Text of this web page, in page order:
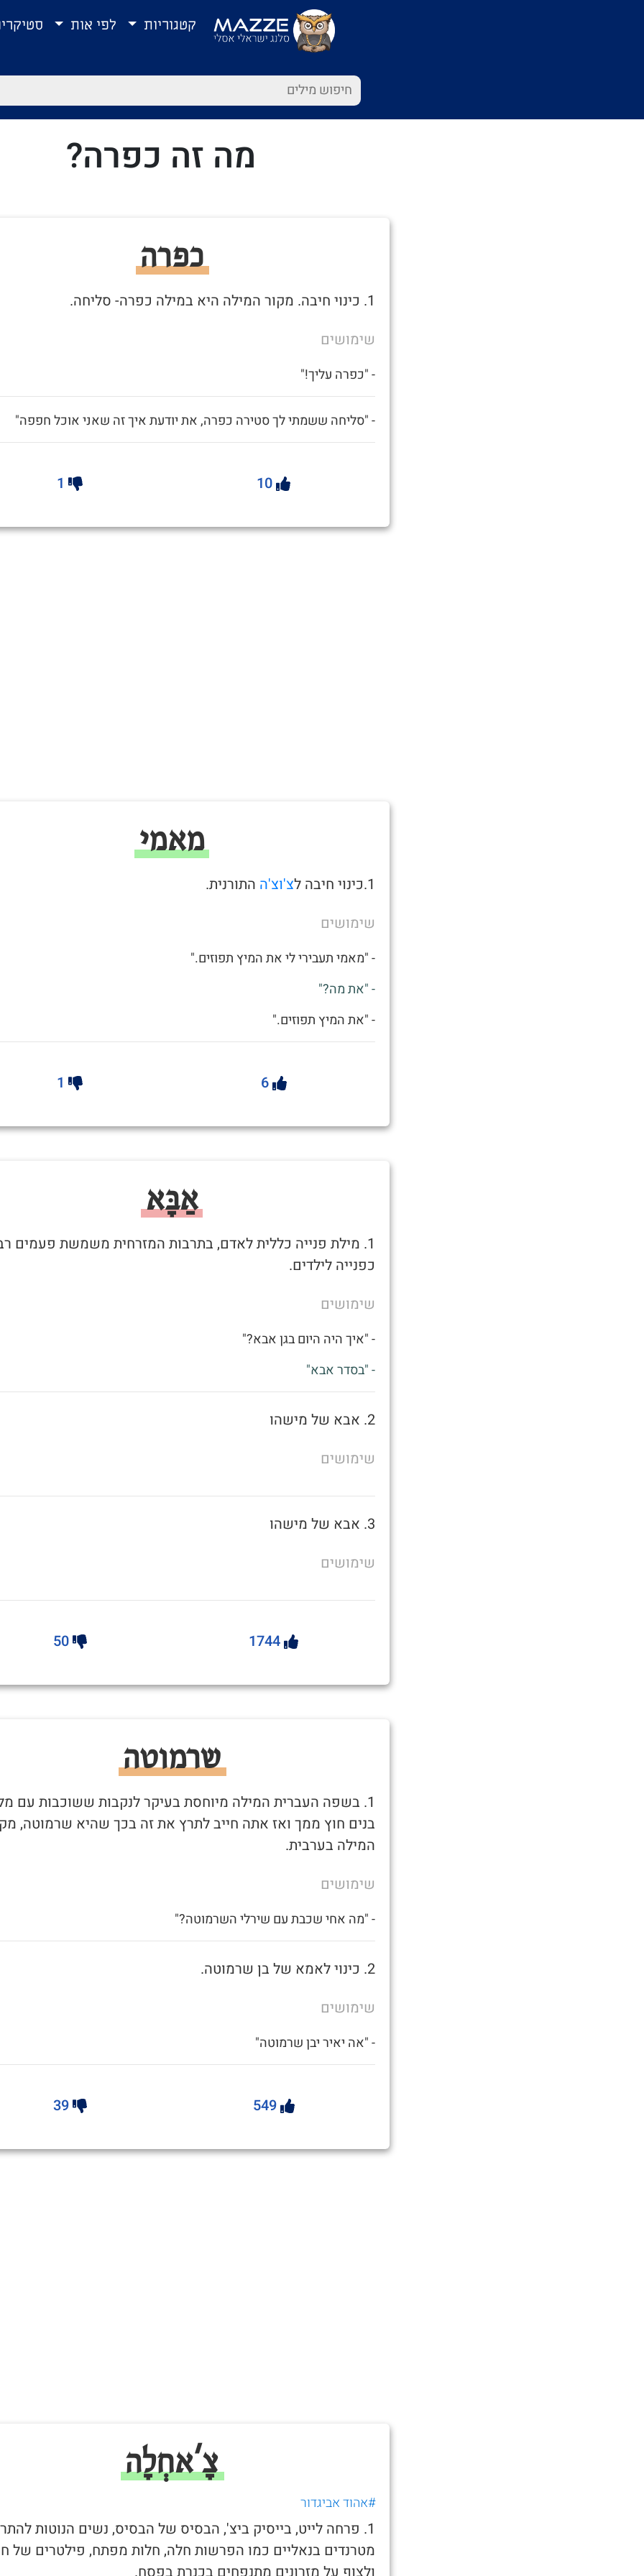
קטגוריות לפי אות
מה זה כפרה?
כפרה
1. כינוי חיבה. מקור המילה היא במילה כפרה- סליחה.
שימושים
- "כפרה עליך!"
- "סליחה ששמתי לך סטירה כפרה, את יודעת איך זה שאני אוכל חפפה"
10
1
מאמי
1.כינוי חיבה ל צ'וצ'ה התורנית.
שימושים
- "מאמי תעבירי לי את המיץ תפוזים."
- "את מה?"
- "את המיץ תפוזים."
6
1
אַבָּא
1. מילת פנייה כללית לאדם, בתרבות המזרחית משמשת פעמים
כפנייה לילדים.
שימושים
- "איך היה היום בגן אבא?"
- "בסדר אבא"
2. אבא של מישהו
שימושים
3. אבא של מישהו
שימושים
1744
50
שרמוטה
1. בשפה העברית המילה מיוחסת בעיקר לנקבות ששוכבות עם
בנים חוץ ממך ואז אתה חייב לתרץ את זה בכך שהיא שרמוטה,
המילה בערבית.
שימושים
- "מה אחי שכבת עם שירלי השרמוטה?"
2. כינוי לאמא של בן שרמוטה.
שימושים
- "אה יאיר יבן שרמוטה"
549
39
צָ'אחְלָה
#אהוד אביגדור
1. פרחה לייט, בייסיק ביצ', הבסיס של הבסיס, נשים הנוטות
מטרנדים בנאליים כמו הפרשות חלה, חלות מפתח, פילטרים של